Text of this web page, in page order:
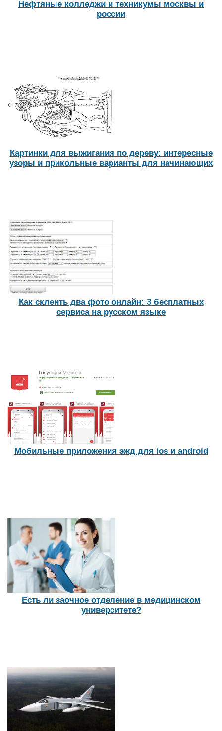
Нефтяные колледжи и техникумы москвы и
россии
Картинки для выжигания по дереву: интересные
узоры и прикольные варианты для начинающих
Как склеить два фото онлайн: 3 бесплатных
сервиса на русском языке
Мобильные приложения эжд для ios и android
Есть ли заочное отделение в медицинском
университете?